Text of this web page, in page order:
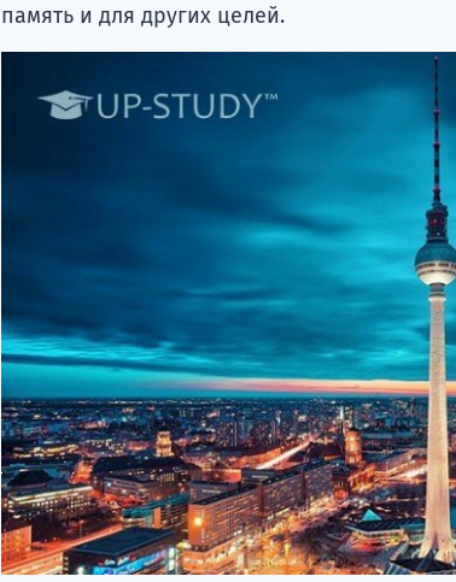
память и для других целей.